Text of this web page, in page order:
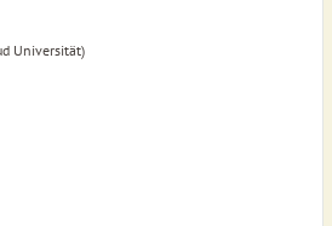
Universität)